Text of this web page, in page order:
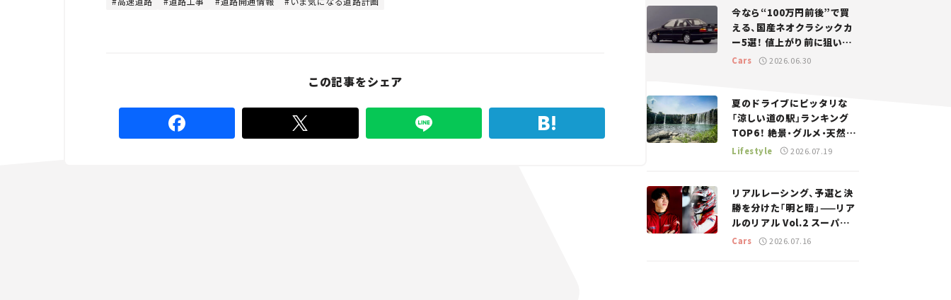
.
この記事をシェア
今なら“100万円前後”で買
える、国産ネオクラシックカ
ー5選！ 値上がり前に狙いた
い、中古車探しをお手伝い――ち
Cars 2026.06.30
夏のドライブにピッタリな
「涼しい道の駅」ランキング
TOP6！ 絶景・グルメ・天然ク
ーラーなど、避暑におすすめ
Lifestyle 2026.07.19
リアルレーシング、予選と決
勝を分けた「明と暗」——リア
ルのリアル Vol.2 スーパー
GT 2026開幕戦 岡山国際サ
Cars 2026.07.16